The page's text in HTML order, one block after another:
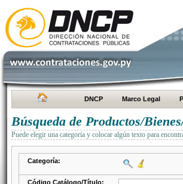
DNCP Marco Legal
Búsqueda de Productos/
Puede elegir una categoría y colocar algún texto para
Categoría:
Código Catálogo/Título: